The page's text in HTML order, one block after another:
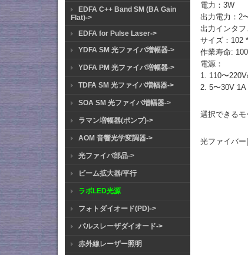
EDFA C++ Band SM (BA Gain
Flat)->
EDFA for Pulse Laser->
YDFA SM 光ファイバ増幅器->
YDFA PM 光ファイバ増幅器->
TDFA SM 光ファイバ増幅器->
SOA SM 光ファイバ増幅器->
ラマン増幅器(ポンプ)->
AOM 音響光学変調器->
光ファイバ部品->
ビーム拡大器/平行
ラボLED光源
フォトダイオード(PD)->
パルスレーザダイオード->
赤外線レーザー照明
電力：3W
出力電力：2
出力インタ
サイズ：102
作業寿命:
電源：
1. 110〜
2. 5〜30V 1A
選択できるモ
光ファイバ